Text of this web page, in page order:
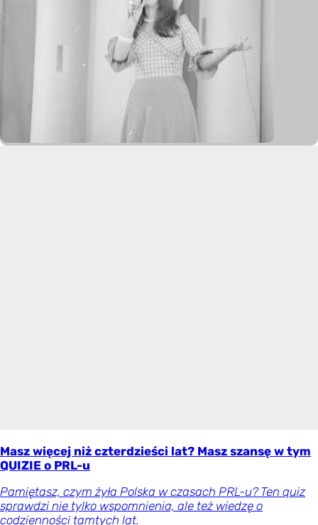
Masz więcej niż czterdzieści lat? Masz szansę w tym
QUIZIE o PRL-u
Pamiętasz, czym żyła Polska w czasach PRL-u? Ten quiz
sprawdzi nie tylko wspomnienia, ale też wiedzę o
codzienności tamtych lat.